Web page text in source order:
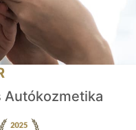
Autókozmetika